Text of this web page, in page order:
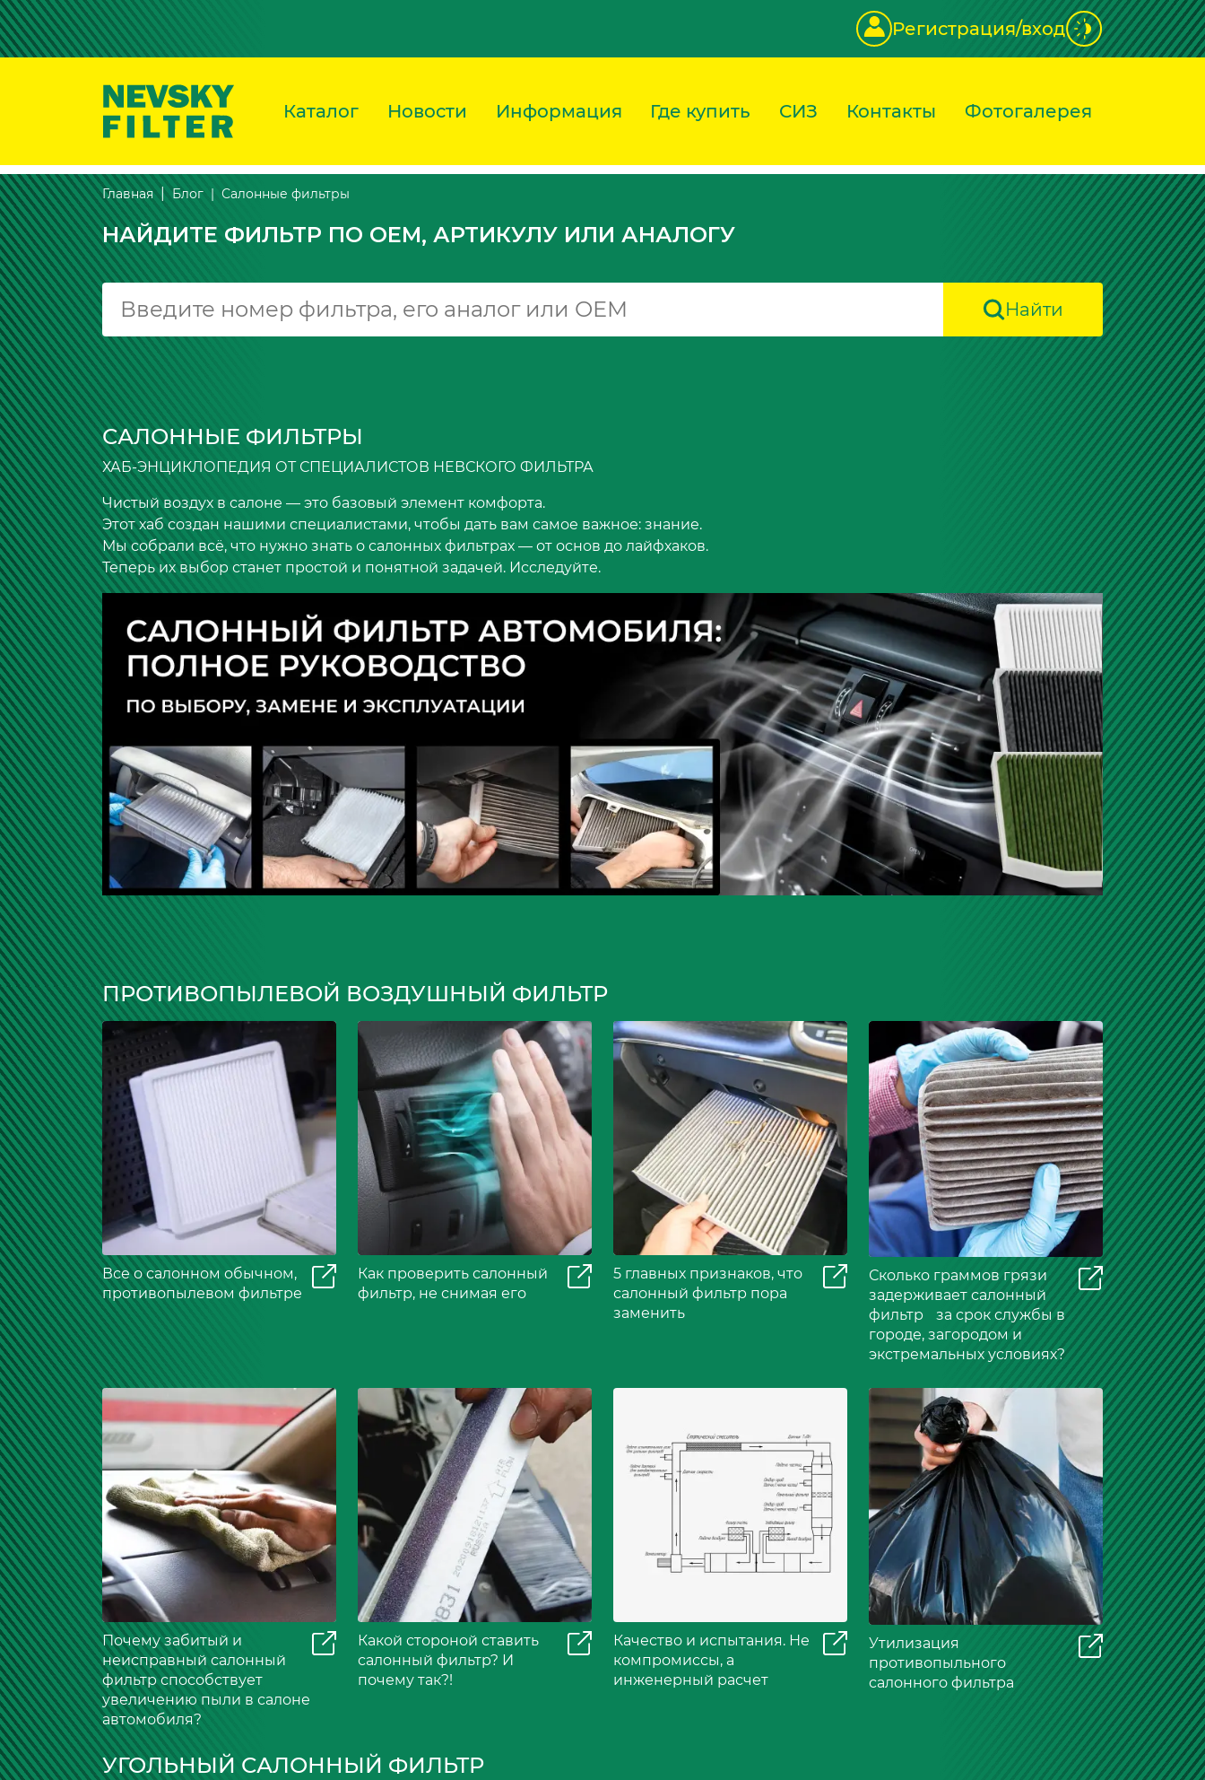
Регистрация/вход
Каталог Новости Информация Где купить СИЗ Контакты Фотогалерея
Главная Блог Салонные фильтры
НАЙДИТЕ ФИЛЬТР ПО OEM, АРТИКУЛУ ИЛИ АНАЛОГУ
Найти
САЛОННЫЕ ФИЛЬТРЫ
ХАБ-ЭНЦИКЛОПЕДИЯ ОТ СПЕЦИАЛИСТОВ НЕВСКОГО ФИЛЬТРА
Чистый воздух в салоне — это базовый элемент комфорта.
Этот хаб создан нашими специалистами, чтобы дать вам самое важное: знание.
Мы собрали всё, что нужно знать о салонных фильтрах — от основ до лайфхаков.
Теперь их выбор станет простой и понятной задачей. Исследуйте.
ПРОТИВОПЫЛЕВОЙ ВОЗДУШНЫЙ ФИЛЬТР
Все о салонном обычном,
противопылевом фильтре
Как проверить салонный
фильтр, не снимая его
5 главных признаков, что
салонный фильтр пора
заменить
Сколько граммов грязи
задерживает салонный
фильтр за срок службы в
городе, загородом и
экстремальных условиях?
Почему забитый и
неисправный салонный
фильтр способствует
увеличению пыли в салоне
автомобиля?
Какой стороной ставить
салонный фильтр? И
почему так?!
Качество и испытания. Не
компромиссы, а
инженерный расчет
Утилизация
противопыльного
салонного фильтра
УГОЛЬНЫЙ САЛОННЫЙ ФИЛЬТР